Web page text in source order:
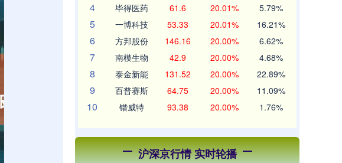
4 毕得医药 61.6 20.01% 5.79%
5 一博科技 53.33 20.01% 16.21%
6 方邦股份 146.16 20.00% 6.62%
7 南模生物 42.9 20.00% 4.68%
8 泰金新能 131.52 20.00% 22.89%
9 百普赛斯 64.75 20.00% 11.09%
10 锴威特 93.38 20.00% 1.76%
沪深京行情 实时轮播